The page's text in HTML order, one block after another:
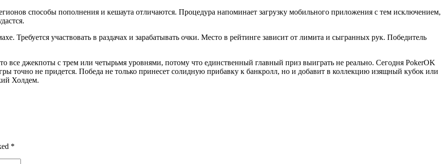
способы пополнения и кешаута отличаются. Процедура напоминает загрузку мобильного приложения с тем исключением,
Требуется участвовать в раздачах и зарабатывать очки. Место в рейтинге зависит от лимита и сыгранных рук. Победитель
все джекпоты с трем или четырьмя уровнями, потому что единственный главный приз выиграть не реально. Сегодня PokerOK
точно не придется. Победа не только принесет солидную прибавку к банкролл, но и добавит в коллекцию изящный кубок или
Холдем.
*